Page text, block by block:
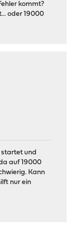
kommt?
oder 19000
und
auf 19000
Kann
nur ein